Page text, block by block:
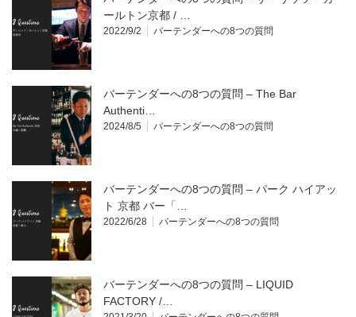
ールトン京都 / …
2022/9/2 バーテンダーへの8つの質問
バーテンダーへの8つの質問 – The Bar
Authenti…
2024/8/5 バーテンダーへの8つの質問
バーテンダーへの8つの質問 – パーク ハイアッ
ト 京都 バー「…
2022/6/28 バーテンダーへの8つの質問
バーテンダーへの8つの質問 – LIQUID
FACTORY /…